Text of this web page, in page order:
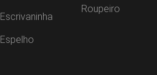
Escrivaninha
Espelho
Roupeiro